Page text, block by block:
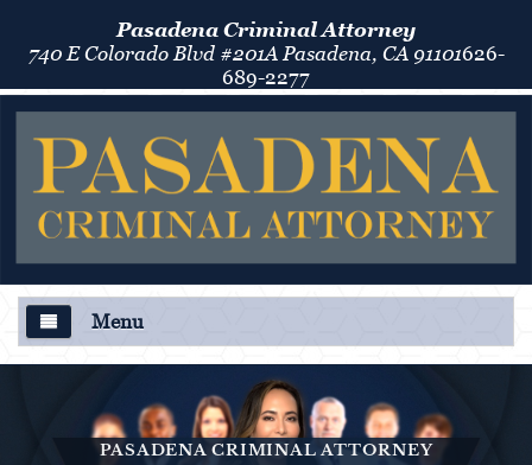
Pasadena Criminal Attorney
740 E Colorado Blvd #201A Pasadena, CA 91101626-
689-2277
Menu
Criminal Defense
PASADENA CRIMINAL ATTORNEY